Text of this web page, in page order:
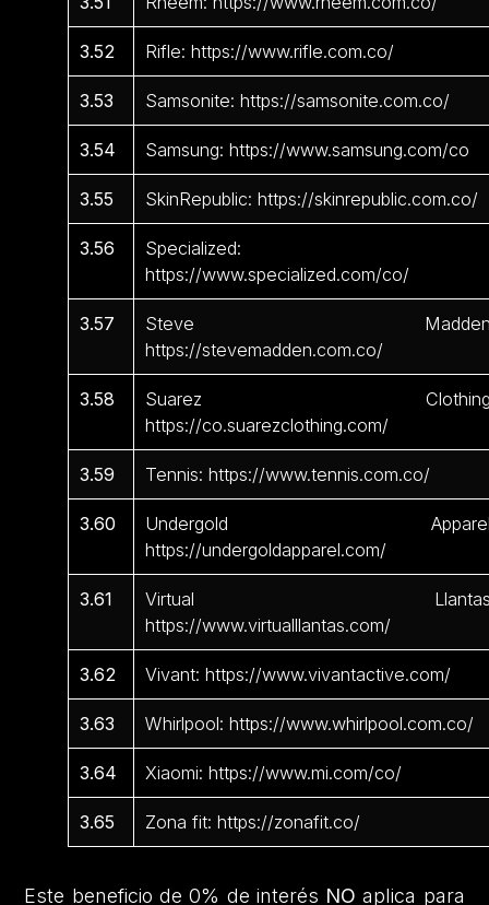
3.52 Rifle: https://www.rifle.com.co/
3.53 Samsonite: https://samsonite.com.co/
3.54 Samsung: https://www.samsung.com/co
3.55 SkinRepublic: https://skinrepublic.com.co/
3.56
Specialized:
https://www.specialized.com/co/
3.57
Steve
https://stevemadden.com.co/
3.58
Suarez
https://co.suarezclothing.com/
3.59 Tennis: https://www.tennis.com.co/
3.60
Undergold
https://undergoldapparel.com/
3.61
Virtual
https://www.virtualllantas.com/
3.62 Vivant: https://www.vivantactive.com/
3.63 Whirlpool: https://www.whirlpool.com.co/
3.64 Xiaomi: https://www.mi.com/co/
3.65 Zona fit: https://zonafit.co/
Este beneficio de 0% de interés NOaplica para